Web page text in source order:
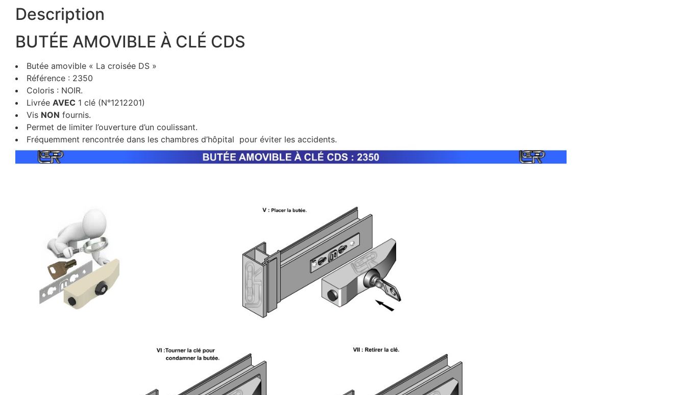
Description
BUTÉE AMOVIBLE À CLÉ CDS
Butée amovible « La croisée DS »
Référence : 2350
Coloris : NOIR.
Livrée AVEC 1 clé (N°1212201)
Vis NON fournis.
Permet de limiter l’ouverture d’un coulissant.
Fréquemment rencontrée dans les chambres d’hôpital pour éviter les accidents.